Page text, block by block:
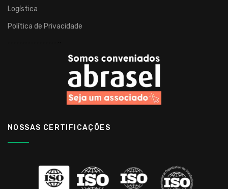
Logística
Política de Privacidade
NOSSAS CERTIFICAÇÕES